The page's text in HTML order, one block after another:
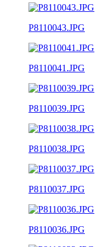
P8110043.JPG
P8110041.JPG
P8110039.JPG
P8110038.JPG
P8110037.JPG
P8110036.JPG